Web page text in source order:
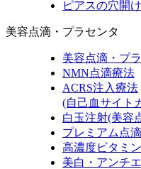
ピアスの穴開
美容点滴・プラセンタ
美容点滴・プ
NMN点滴療法
ACRS注入療法
(自己血サイト
白玉注射(美容
プレミアム点滴
高濃度ビタミ
美白・アンチ